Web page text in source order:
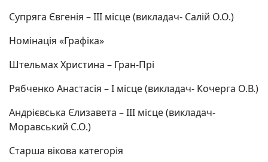
Супряга Євгенія – ІІІ місце (викладач- Салій О.О.)
Номінація «Графіка»
Штельмах Христина – Гран-Прі
Рябченко Анастасія – І місце (викладач- Кочерга О.В.)
Андрієвська Єлизавета – ІІІ місце (викладач-
Моравський С.О.)
Старша вікова категорія